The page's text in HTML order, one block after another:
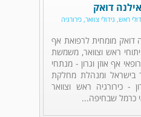
דואק
ראש, גידולי צוואר, כירורגיה
דואק מומחית לרפואת אף
ניתוחי ראש וצוואר, משמשת
אף אוזן וגרון - מנתחי
בישראל ומנהלת מחלקת
- כירורגיה ראש וצוואר
כרמל שבחיפה...